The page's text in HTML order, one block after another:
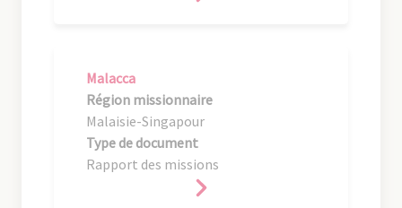
Malacca
Région missionnaire
Malaisie-Singapour
Type de document
Rapport des missions